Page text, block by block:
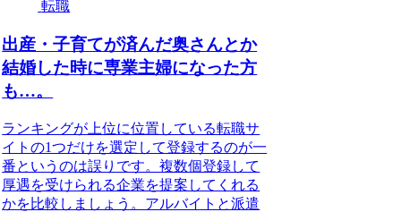
転職
出産・子育てが済んだ奥さんとか
結婚した時に専業主婦になった方
も…。
ランキングが上位に位置している転職サ
イトの1つだけを選定して登録するのが一
番というのは誤りです。複数個登録して
厚遇を受けられる企業を提案してくれる
かを比較しましょう。アルバイトと派遣